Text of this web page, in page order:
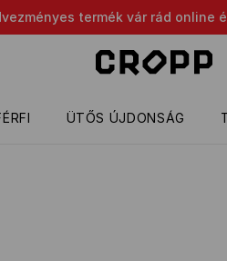
termék vár rád online
ÜTŐS ÚJDONSÁG